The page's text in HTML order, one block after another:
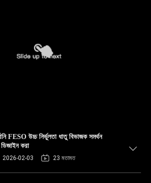
FESO উচ্চ নির্ভুলতা ধাতু বিভাজক সমর্থন
করা
2026-02-03 23 মতামত